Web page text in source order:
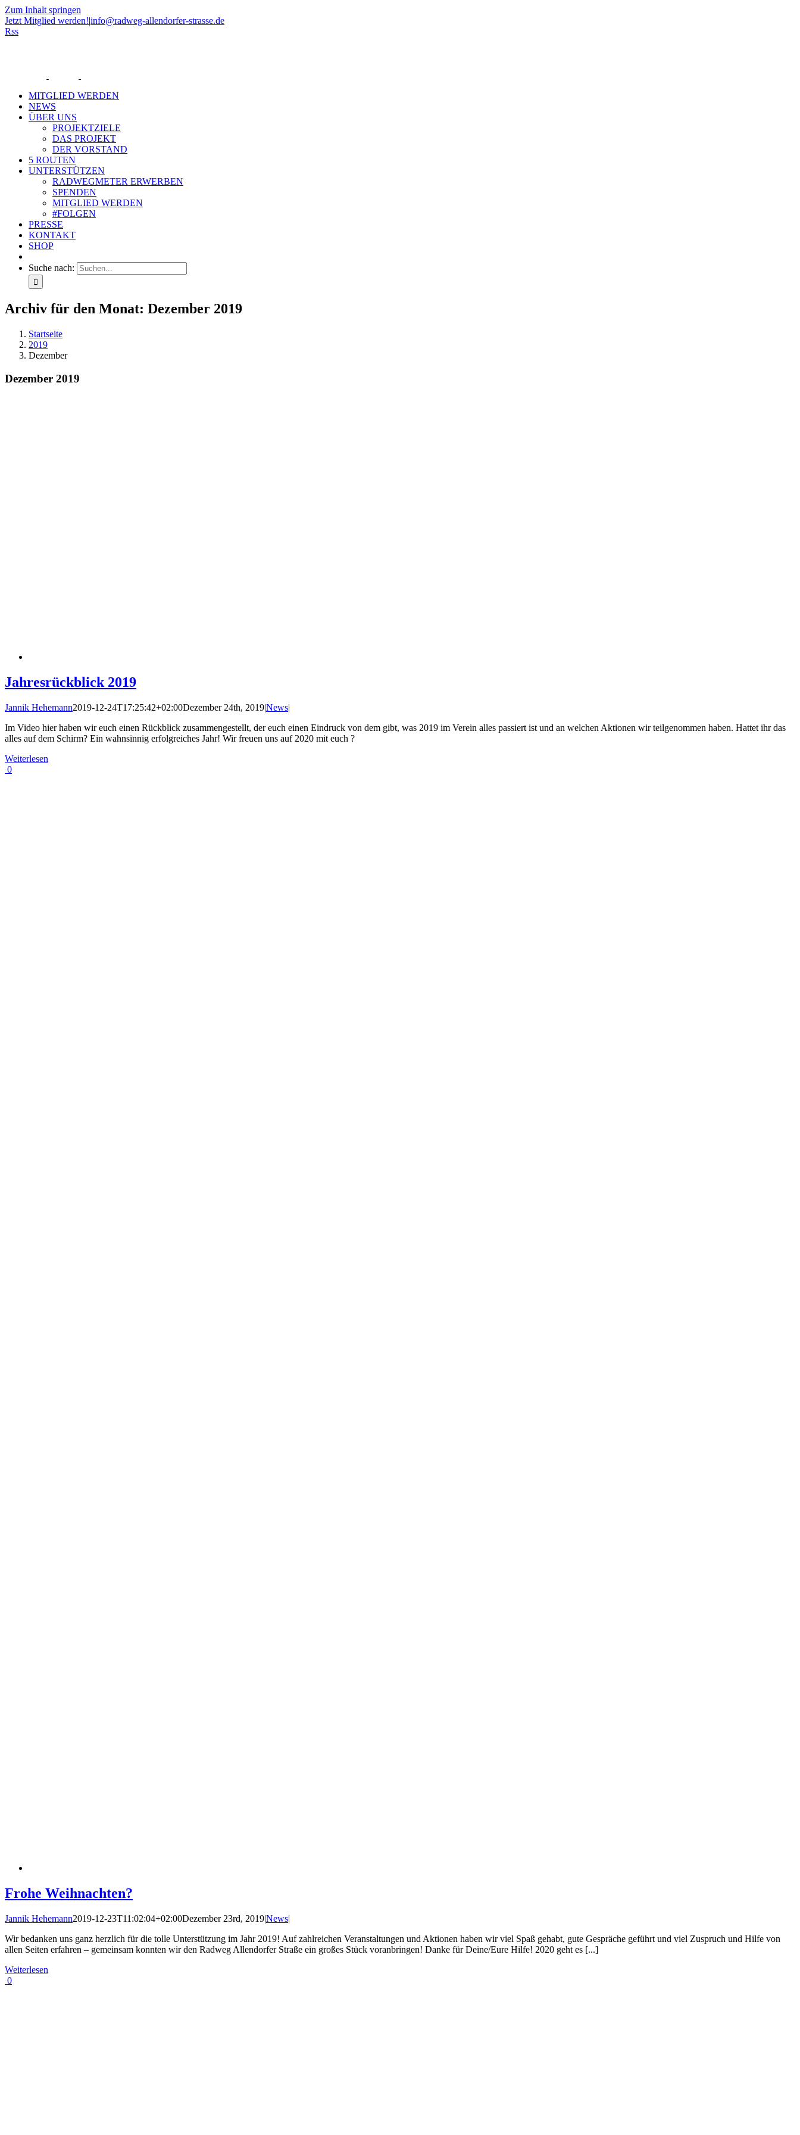
Zum Inhalt springen
Jetzt Mitglied werden!|info@radweg-allendorfer-strasse.de
Rss
MITGLIED WERDEN
NEWS
ÜBER UNS
PROJEKTZIELE
DAS PROJEKT
DER VORSTAND
5 ROUTEN
UNTERSTÜTZEN
RADWEGMETER ERWERBEN
SPENDEN
MITGLIED WERDEN
#FOLGEN
PRESSE
KONTAKT
SHOP
Suche nach:
Archiv für den Monat: Dezember 2019
Startseite
2019
Dezember
Dezember 2019
Jahresrückblick 2019
Jannik Hehemann2019-12-24T17:25:42+02:00Dezember 24th, 2019|News|
Im Video hier haben wir euch einen Rückblick zusammengestellt, der euch einen Eindruck von dem gibt, was 2019 im Verein alles passiert ist und an welchen Aktionen wir teilgenommen haben. Hattet ihr das
alles auf dem Schirm? Ein wahnsinnig erfolgreiches Jahr! Wir freuen uns auf 2020 mit euch ?
Weiterlesen
0
Frohe Weihnachten?
Jannik Hehemann2019-12-23T11:02:04+02:00Dezember 23rd, 2019|News|
Wir bedanken uns ganz herzlich für die tolle Unterstützung im Jahr 2019! Auf zahlreichen Veranstaltungen und Aktionen haben wir viel Spaß gehabt, gute Gespräche geführt und viel Zuspruch und Hilfe von
allen Seiten erfahren – gemeinsam konnten wir den Radweg Allendorfer Straße ein großes Stück voranbringen! Danke für Deine/Eure Hilfe! 2020 geht es [...]
Weiterlesen
0